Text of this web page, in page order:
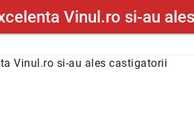
Vinul.ro si-au